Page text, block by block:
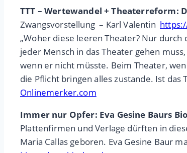
TTT – Wertewandel +
Zwangsvorstellung – Karl Valentin
„Woher diese leeren Theater? Nur
jeder Mensch in das Theater gehen
wenn er nicht müsste. Beim Theater,
die Pflicht bringen alles zustande. Ist das
Onlinemerker.com
Immer nur Opfer: Eva Gesine Baurs
Plattenfirmen und Verlage dürften in
Maria Callas geboren. Eva Gesine Baur